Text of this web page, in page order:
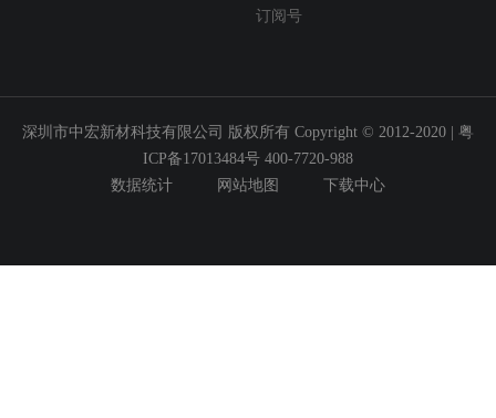
订阅号
深圳市中宏新材科技有限公司 版权所有 Copyright © 2012-2020 | 粤
ICP备17013484号 400-7720-988
数据统计
网站地图 下载中心